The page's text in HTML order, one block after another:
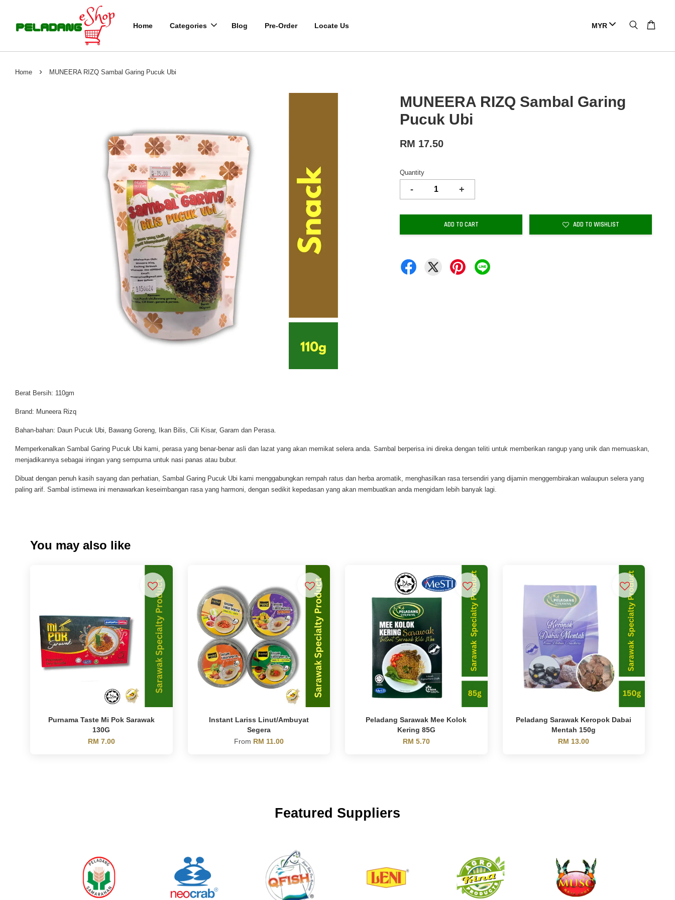
Home Categories Blog Pre-Order Locate Us
Home › MUNEERA RIZQ Sambal Garing Pucuk Ubi
MUNEERA RIZQ Sambal Garing
Pucuk Ubi
RM 17.50
Quantity
- +
ADD TO CART ADD TO WISHLIST
Berat Bersih: 110gm
Brand: Muneera Rizq
Bahan-bahan: Daun Pucuk Ubi, Bawang Goreng, Ikan Bilis, Cili Kisar, Garam dan Perasa.
Memperkenalkan Sambal Garing Pucuk Ubi kami, perasa yang benar-benar asli dan lazat yang akan memikat selera anda. Sambal berperisa ini direka dengan teliti untuk memberikan rangup yang unik dan memuaskan,
menjadikannya sebagai iringan yang sempurna untuk nasi panas atau bubur.
Dibuat dengan penuh kasih sayang dan perhatian, Sambal Garing Pucuk Ubi kami menggabungkan rempah ratus dan herba aromatik, menghasilkan rasa tersendiri yang dijamin menggembirakan walaupun selera yang
paling arif. Sambal istimewa ini menawarkan keseimbangan rasa yang harmoni, dengan sedikit kepedasan yang akan membuatkan anda mengidam lebih banyak lagi.
You may also like
Purnama Taste Mi Pok Sarawak
130G
RM 7.00
Instant Lariss Linut/Ambuyat
Segera
From RM 11.00
Peladang Sarawak Mee Kolok
Kering 85G
RM 5.70
Peladang Sarawak Keropok Dabai
Mentah 150g
RM 13.00
Featured Suppliers